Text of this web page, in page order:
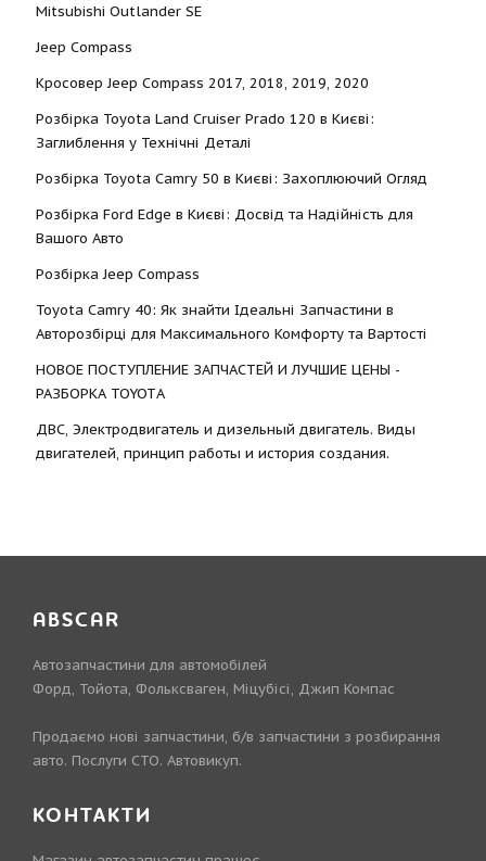
Mitsubishi Outlander SE
Jeep Compass
Кросовер Jeep Compass 2017, 2018, 2019, 2020
Розбірка Toyota Land Cruiser Prado 120 в Києві:
Заглиблення у Технічні Деталі
Розбірка Toyota Camry 50 в Києві: Захоплюючий Огляд
Розбірка Ford Edge в Києві: Досвід та Надійність для
Вашого Авто
Розбірка Jeep Compass
Toyota Camry 40: Як знайти Ідеальні Запчастини в
Авторозбірці для Максимального Комфорту та Вартості
НОВОЕ ПОСТУПЛЕНИЕ ЗАПЧАСТЕЙ И ЛУЧШИЕ ЦЕНЫ -
РАЗБОРКА TOYOTА
ДВС, Электродвигатель и дизельный двигатель. Виды
двигателей, принцип работы и история создания.
ABSCAR
Автозапчастини для автомобілей
Форд, Тойота, Фольксваген, Міцубісі, Джип Компас
Продаємо нові запчастини, б/в запчастини з розбирання
авто. Послуги СТО. Автовикуп.
КОНТАКТИ